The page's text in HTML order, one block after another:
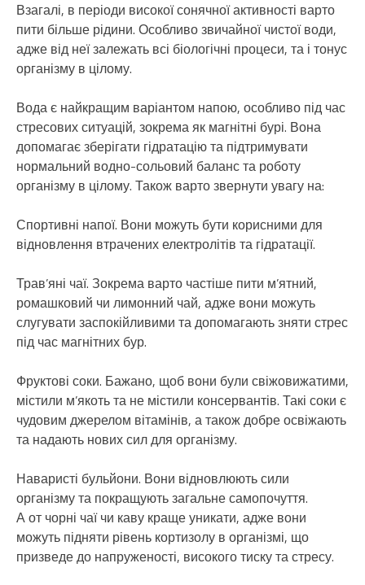
Взагалі, в періоди високої сонячної активності варто
пити більше рідини. Особливо звичайної чистої води,
адже від неї залежать всі біологічні процеси, та і тонус
організму в цілому.
Вода є найкращим варіантом напою, особливо під час
стресових ситуацій, зокрема як магнітні бурі. Вона
допомагає зберігати гідратацію та підтримувати
нормальний водно-сольовий баланс та роботу
організму в цілому. Також варто звернути увагу на:
Спортивні напої. Вони можуть бути корисними для
відновлення втрачених електролітів та гідратації.
Трав’яні чаї. Зокрема варто частіше пити м’ятний,
ромашковий чи лимонний чай, адже вони можуть
слугувати заспокійливими та допомагають зняти стрес
під час магнітних бур.
Фруктові соки. Бажано, щоб вони були свіжовижатими,
містили м’якоть та не містили консервантів. Такі соки є
чудовим джерелом вітамінів, а також добре освіжають
та надають нових сил для організму.
Наваристі бульйони. Вони відновлюють сили
організму та покращують загальне самопочуття.
А от чорні чаї чи каву краще уникати, адже вони
можуть підняти рівень кортизолу в організмі, що
призведе до напруженості, високого тиску та стресу.